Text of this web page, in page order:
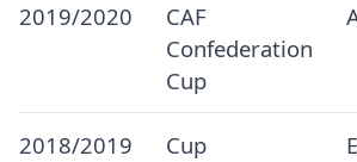
2019/2020
CAF
Confederation
Cup
2018/2019 Cup